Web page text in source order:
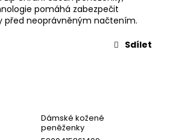
pomáhá zabezpečit
před neoprávněným načtením.
Sdílet
Dámské kožené
peněženky